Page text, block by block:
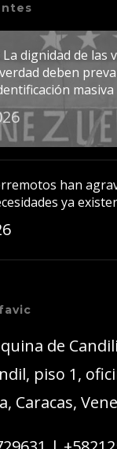
dignidad de las
deben
masiva
han
ya
de
piso 1,
Caracas,